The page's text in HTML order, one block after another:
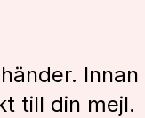
till din mejl.